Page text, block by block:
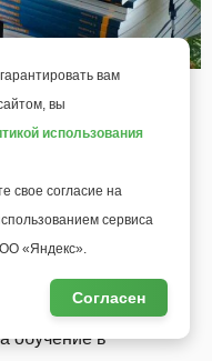
школьных
прошедших
обновленных
работа по
в письме
ТАСС.
что с 1 сентября
обучение в
вам
вы
использования
свое согласие на
сервиса
«Яндекс».
Согласен